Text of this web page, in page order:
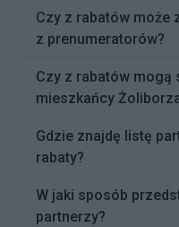
Czy z rabatów może
z prenumeratorów?
Czy z rabatów mogą
mieszkańcy
Gdzie znajdę listę
rabaty?
W jaki sposób
partnerzy?